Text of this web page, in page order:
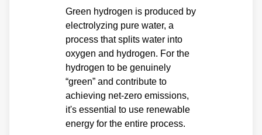
Green hydrogen is produced by
electrolyzing pure water, a
process that splits water into
oxygen and hydrogen. For the
hydrogen to be genuinely
“green” and contribute to
achieving net-zero emissions,
it's essential to use renewable
energy for the entire process.